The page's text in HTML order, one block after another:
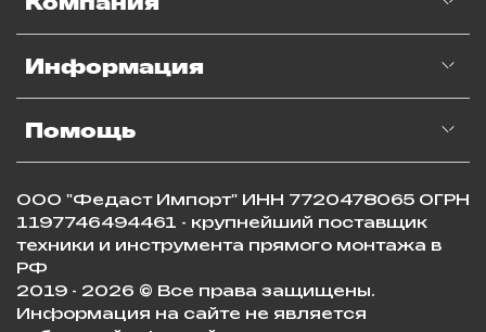
Информация
Помощь
ООО "Федаст Импорт" ИНН 7720478065 ОГРН
1197746494461 - крупнейший поставщик
техники и инструмента прямого монтажа в
РФ
2019 - 2026 © Все права защищены.
Информация на сайте не является